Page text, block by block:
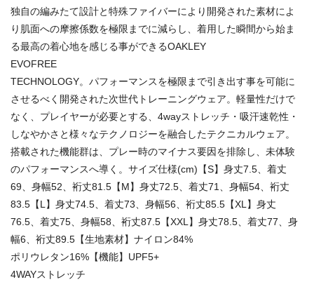
独自の編みたて設計と特殊ファイバーにより開発された素材によ
り肌面への摩擦係数を極限までに減らし、着用した瞬間から始ま
る最高の着心地を感じる事ができるOAKLEY
EVOFREE
TECHNOLOGY。パフォーマンスを極限まで引き出す事を可能に
させるべく開発された次世代トレーニングウェア。軽量性だけで
なく、プレイヤーが必要とする、4wayストレッチ・吸汗速乾性・
しなやかさと様々なテクノロジーを融合したテクニカルウェア。
搭載された機能群は、プレー時のマイナス要因を排除し、未体験
のパフォーマンスへ導く。サイズ仕様(cm)【S】身丈7.5、着丈
69、身幅52、裄丈81.5【M】身丈72.5、着丈71、身幅54、裄丈
83.5【L】身丈74.5、着丈73、身幅56、裄丈85.5【XL】身丈
76.5、着丈75、身幅58、裄丈87.5【XXL】身丈78.5、着丈77、身
幅6、裄丈89.5【生地素材】ナイロン84%
ポリウレタン16%【機能】UPF5+
4WAYストレッチ